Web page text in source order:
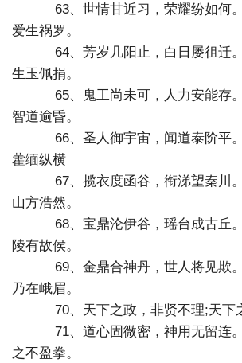
63、世情甘近习，荣耀纷如何
爱生祸罗。
64、芳岁几阳止，白日屡徂迁
生玉佩捐。
65、鬼工尚未可，人力安能存
智道逾昏。
66、圣人御宇宙，闻道泰阶平
藿缅纵横
67、揽衣度函谷，衔涕望秦川
山方浩然。
68、宝鼎沦伊谷，瑶台成古丘
陵有故侯。
69、金鼎合神丹，世人将见欺
乃在峨眉。
70、天下之政，非贤不理;天下
71、道心固微密，神用无留连
之不盈拳。